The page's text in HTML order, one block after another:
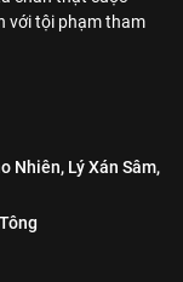
với tội phạm tham
Nhiên, Lý Xán Sâm,